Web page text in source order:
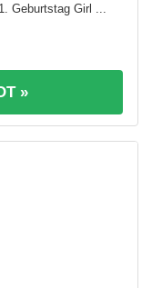
Geburtstag Girl ...
»